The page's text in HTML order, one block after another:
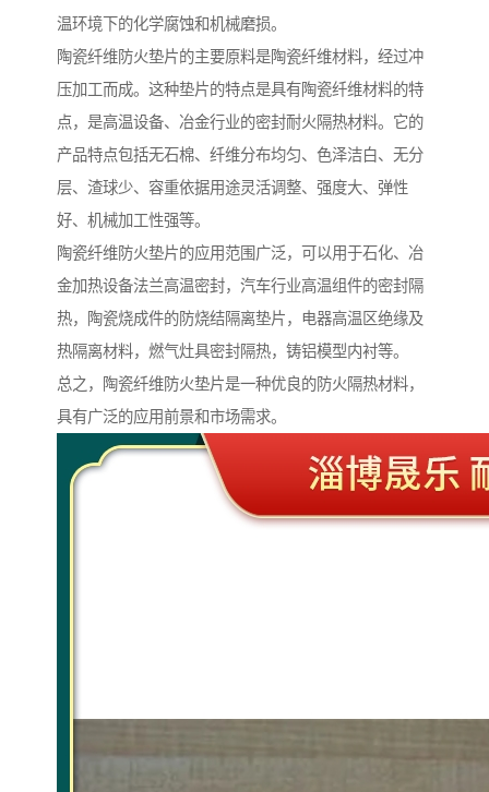
温环境下的化学腐蚀和机械磨损。
陶瓷纤维防火垫片的主要原料是陶瓷纤维材料，经过冲
压加工而成。这种垫片的特点是具有陶瓷纤维材料的特
点，是高温设备、冶金行业的密封耐火隔热材料。它的
产品特点包括无石棉、纤维分布均匀、色泽洁白、无分
层、渣球少、容重依据用途灵活调整、强度大、弹性
好、机械加工性强等。
陶瓷纤维防火垫片的应用范围广泛，可以用于石化、冶
金加热设备法兰高温密封，汽车行业高温组件的密封隔
热，陶瓷烧成件的防烧结隔离垫片，电器高温区绝缘及
热隔离材料，燃气灶具密封隔热，铸铝模型内衬等。
总之，陶瓷纤维防火垫片是一种优良的防火隔热材料，
具有广泛的应用前景和市场需求。